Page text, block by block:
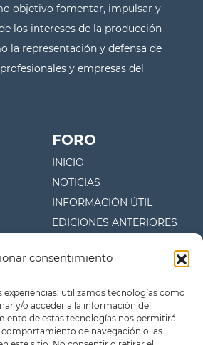
consentimiento
experiencias, utilizamos tecnologías como
y/o acceder a la información del
de estas tecnologías nos permitirá
de navegación o las
objetivo fomentar, impulsar y
los intereses de la producción
la representación y defensa de
y empresas del
FORO
INICIO
NOTICIAS
INFORMACIÓN ÚTIL
EDICIONES ANTERIORES
4, 1º